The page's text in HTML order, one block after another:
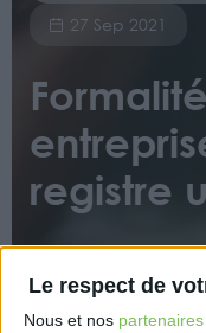
Le respect de
Nous et nos partenaires
27 Sep 2021
registre